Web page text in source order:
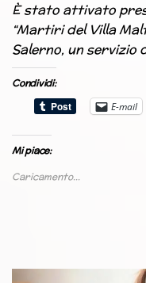
È stato attivato
“Martiri del Villa
Salerno, un servizio
Condividi:
E-mail
Mi piace:
Caricamento...